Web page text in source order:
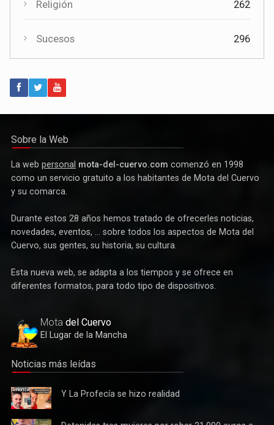
Política
Deportes
Religión 262
La webpersonal mota-del-cuervo.comcomenzó en 1998
como un servicio gratuito a los habitantes de Mota del Cuervo
Durante estos 28 años hemos tratado de ofrecerles noticias,
novedades, eventos, ... sobre todos los aspectos de Mota del
Esta nueva web, se adapta a los tiempos y se ofrece en
Motadel Cuervo
Y La
Profecía